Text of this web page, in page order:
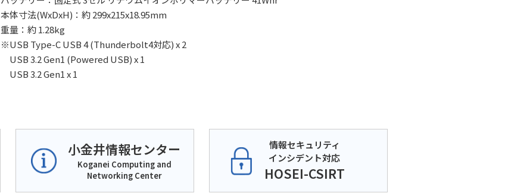
本体寸法(WxDxH)：約 299x215x18.95mm
重量：約 1.28kg
※USB Type-C USB 4 (Thunderbolt4対応) x 2
USB 3.2 Gen1 (Powered USB) x 1
USB 3.2 Gen1 x 1
小金井情報センター
Koganei Computing and
Networking Center
情報セキュリティ
インシデント対応
HOSEI-CSIRT